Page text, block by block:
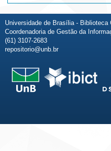
Universidade de Brasília - Biblioteca
Coordenadoria de Gestão da
(61) 3107-2683
repositorio@unb.br